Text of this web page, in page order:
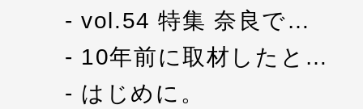
vol.54 特集 奈良で…
10年前に取材したと…
はじめに。